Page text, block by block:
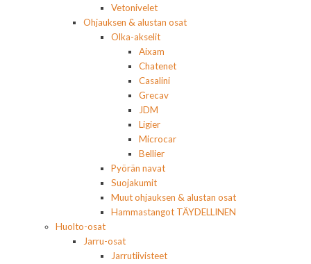
Vetonivelet
Ohjauksen & alustan osat
Olka-akselit
Aixam
Chatenet
Casalini
Grecav
JDM
Ligier
Microcar
Bellier
Pyörän navat
Suojakumit
Muut ohjauksen & alustan osat
Hammastangot TÄYDELLINEN
Huolto-osat
Jarru-osat
Jarrutiivisteet